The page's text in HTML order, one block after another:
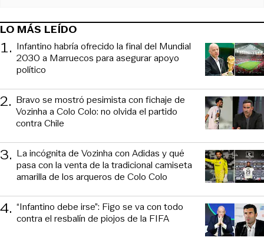
LO MÁS LEÍDO
1. Infantino habría ofrecido la final del Mundial
2030 a Marruecos para asegurar apoyo
político
2. Bravo se mostró pesimista con fichaje de
Vozinha a Colo Colo: no olvida el partido
contra Chile
3. La incógnita de Vozinha con Adidas y qué
pasa con la venta de la tradicional camiseta
amarilla de los arqueros de Colo Colo
4. “Infantino debe irse”: Figo se va con todo
contra el resbalín de piojos de la FIFA